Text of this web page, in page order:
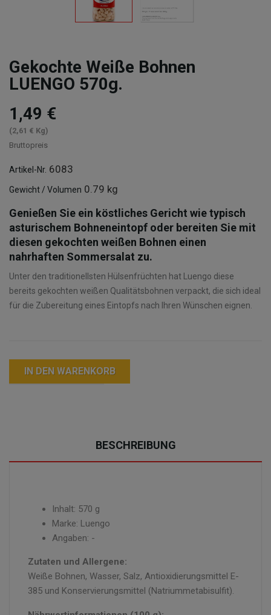
Gekochte Weiße Bohnen
LUENGO 570g.
1,49 €
(2,61 € Kg)
Bruttopreis
Artikel-Nr. 6083
Gewicht / Volumen 0.79 kg
Genießen Sie ein köstliches Gericht wie typisch
asturischem Bohneneintopf oder bereiten Sie mit
diesen gekochten weißen Bohnen einen
nahrhaften Sommersalat zu.
Unter den traditionellsten Hülsenfrüchten hat Luengo diese
bereits gekochten weißen Qualitätsbohnen verpackt, die sich ideal
für die Zubereitung eines Eintopfs nach Ihren Wünschen eignen.
IN DEN WARENKORB
BESCHREIBUNG
Inhalt: 570 g
Marke: Luengo
Angaben: -
Zutaten und Allergene:
Weiße Bohnen, Wasser, Salz, Antioxidierungsmittel E-
385 und Konservierungsmittel (Natriummetabisulfit).